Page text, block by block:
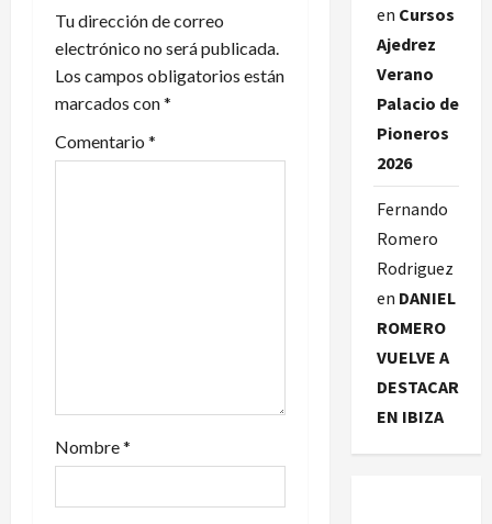
a
c
i
ó
t
Tu dirección de correo
electrónico no será publicada.
Los campos obligatorios están
marcados con*
Comentario *
Nombre*
en Cursos
Ajedrez
Verano
Palacio de
Pioneros
2026
Fernando
Romero
Rodriguez
en DANIEL
ROMERO
VUELVE A
DESTACAR
EN IBIZA